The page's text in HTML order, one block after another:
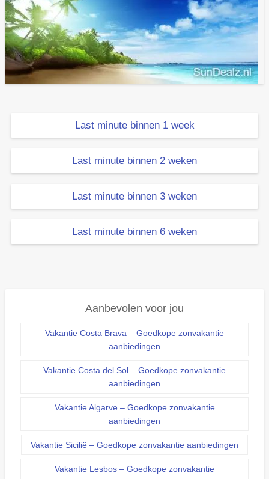
Last minute binnen 1 week
Last minute binnen 2 weken
Last minute binnen 3 weken
Last minute binnen 6 weken
Aanbevolen voor jou
Vakantie Costa Brava – Goedkope zonvakantie
aanbiedingen
Vakantie Costa del Sol – Goedkope zonvakantie
aanbiedingen
Vakantie Algarve – Goedkope zonvakantie
aanbiedingen
Vakantie Sicilië – Goedkope zonvakantie aanbiedingen
Vakantie Lesbos – Goedkope zonvakantie